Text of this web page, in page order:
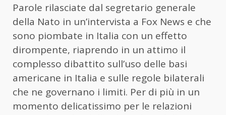
Parole rilasciate dal segretario generale
della Nato in un’intervista a Fox News e che
sono piombate in Italia con un effetto
dirompente, riaprendo in un attimo il
complesso dibattito sull’uso delle basi
americane in Italia e sulle regole bilaterali
che ne governano i limiti. Per di più in un
momento delicatissimo per le relazioni